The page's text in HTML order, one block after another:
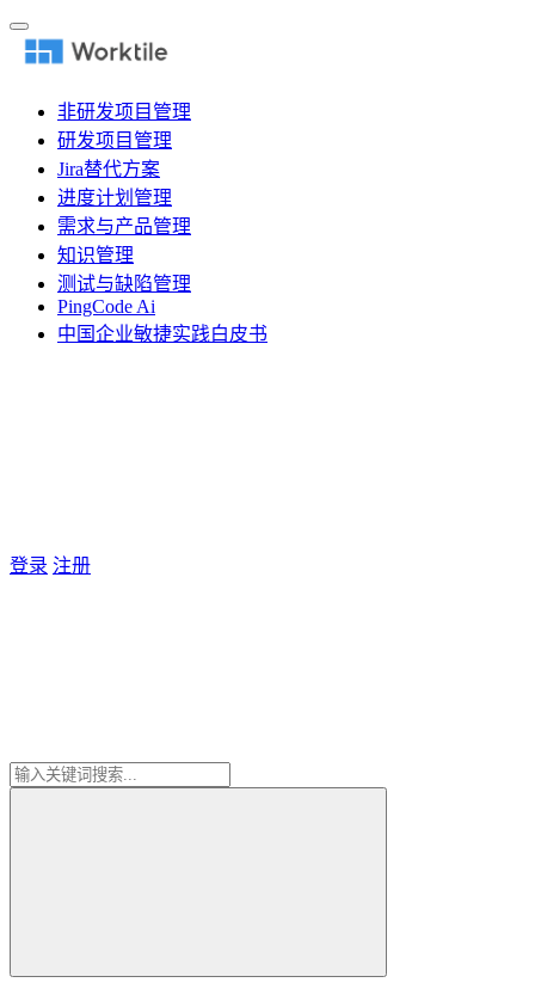
非研发项目管理
研发项目管理
Jira替代方案
进度计划管理
需求与产品管理
知识管理
测试与缺陷管理
PingCode Ai
中国企业敏捷实践白皮书
登录 注册